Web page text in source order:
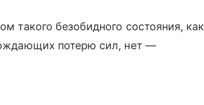
такого безобидного состояния, как
потерю сил, нет —